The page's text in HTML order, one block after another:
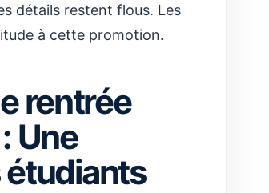
détails restent flous. Les
à cette promotion.
rentrée
Une
étudiants